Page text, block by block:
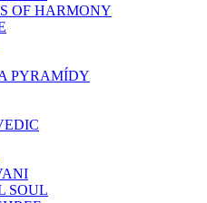
OF HARMONY
PYRAMÍDY
SOUL